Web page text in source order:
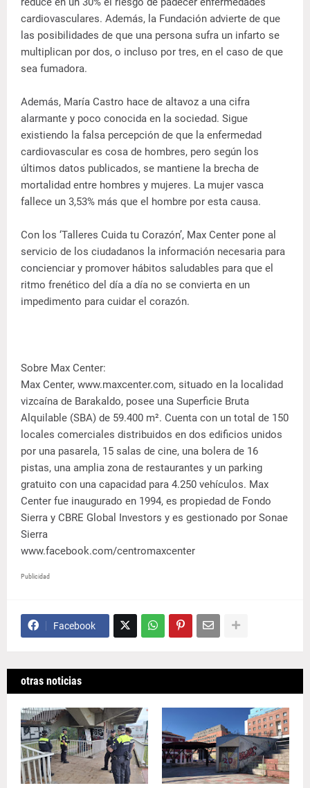
cardiovasculares. Además, la Fundación advierte de que
las posibilidades de que una persona sufra un infarto se
multiplican por dos, o incluso por tres, en el caso de que
sea fumadora.
Además, María Castro hace de altavoz a una cifra
alarmante y poco conocida en la sociedad. Sigue
existiendo la falsa percepción de que la enfermedad
cardiovascular es cosa de hombres, pero según los
últimos datos publicados, se mantiene la brecha de
mortalidad entre hombres y mujeres. La mujer vasca
fallece un 3,53% más que el hombre por esta causa.
Con los ‘Talleres Cuida tu Corazón’, Max Center pone al
servicio de los ciudadanos la información necesaria para
concienciar y promover hábitos saludables para que el
ritmo frenético del día a día no se convierta en un
impedimento para cuidar el corazón.
Sobre Max Center:
Max Center, www.maxcenter.com, situado en la localidad
vizcaína de Barakaldo, posee una Superficie Bruta
Alquilable (SBA) de 59.400 m². Cuenta con un total de 150
locales comerciales distribuidos en dos edificios unidos
por una pasarela, 15 salas de cine, una bolera de 16
pistas, una amplia zona de restaurantes y un parking
gratuito con una capacidad para 4.250 vehículos. Max
Center fue inaugurado en 1994, es propiedad de Fondo
Sierra y CBRE Global Investors y es gestionado por Sonae
Sierra
www.facebook.com/centromaxcenter
Publicidad
Facebook
otras noticias